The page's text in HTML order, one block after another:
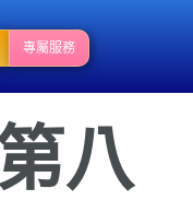
專屬服務
八